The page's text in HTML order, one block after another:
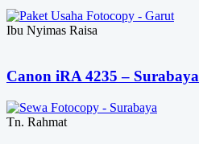
Ibu Nyimas Raisa
Canon iRA 4235 – Surabaya
Tn. Rahmat